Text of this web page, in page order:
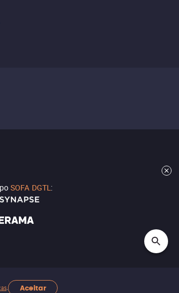
. Aceitar
SOFA DGTL: